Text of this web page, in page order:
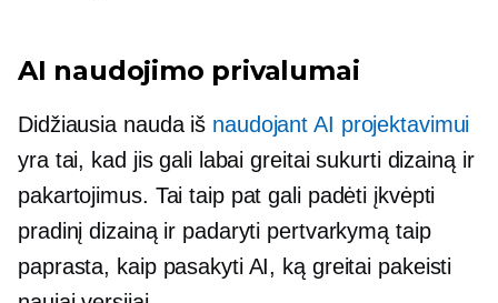
AI naudojimo privalumai
Didžiausia nauda iš naudojant AI projektavimui
yra tai, kad jis gali labai greitai sukurti dizainą ir
pakartojimus. Tai taip pat gali padėti įkvėpti
pradinį dizainą ir padaryti pertvarkymą taip
paprasta, kaip pasakyti AI, ką greitai pakeisti